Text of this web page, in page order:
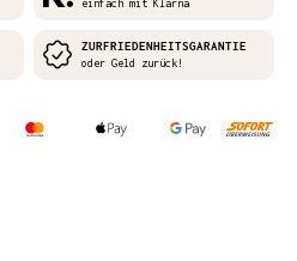
einfach mit Klarna
ZURFRIEDENHEITSGARANTIE
oder Geld zurück!